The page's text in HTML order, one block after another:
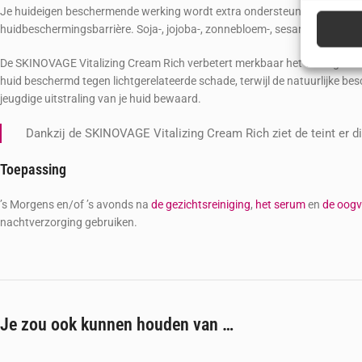
Zorg
Je huideigen beschermende werking wordt extra ondersteund door
huidbeschermingsbarrière. Soja-, jojoba-, zonnebloem-, sesam- en
De SKINOVAGE Vitalizing Cream Rich verbetert merkbaar het
huid beschermd tegen lichtgerelateerde schade, terwijl de natuurlijke
jeugdige uitstraling van je huid bewaard.
Dankzij de SKINOVAGE Vitalizing Cream Rich ziet de teint er
Toepassing
’s Morgens en/of ’s avonds na de gezichtsreiniging, het serumen de
nachtverzorging gebruiken.
Je zou ook kunnen houden van …